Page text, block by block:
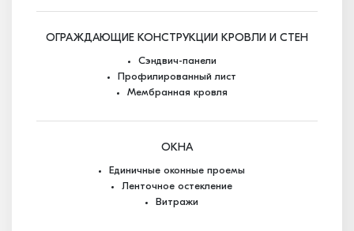
ОГРАЖДАЮЩИЕ КОНСТРУКЦИИ КРОВЛИ И СТЕН
Сэндвич-панели
Профилированный лист
Мембранная кровля
ОКНА
Единичные оконные проемы
Ленточное остекление
Витражи